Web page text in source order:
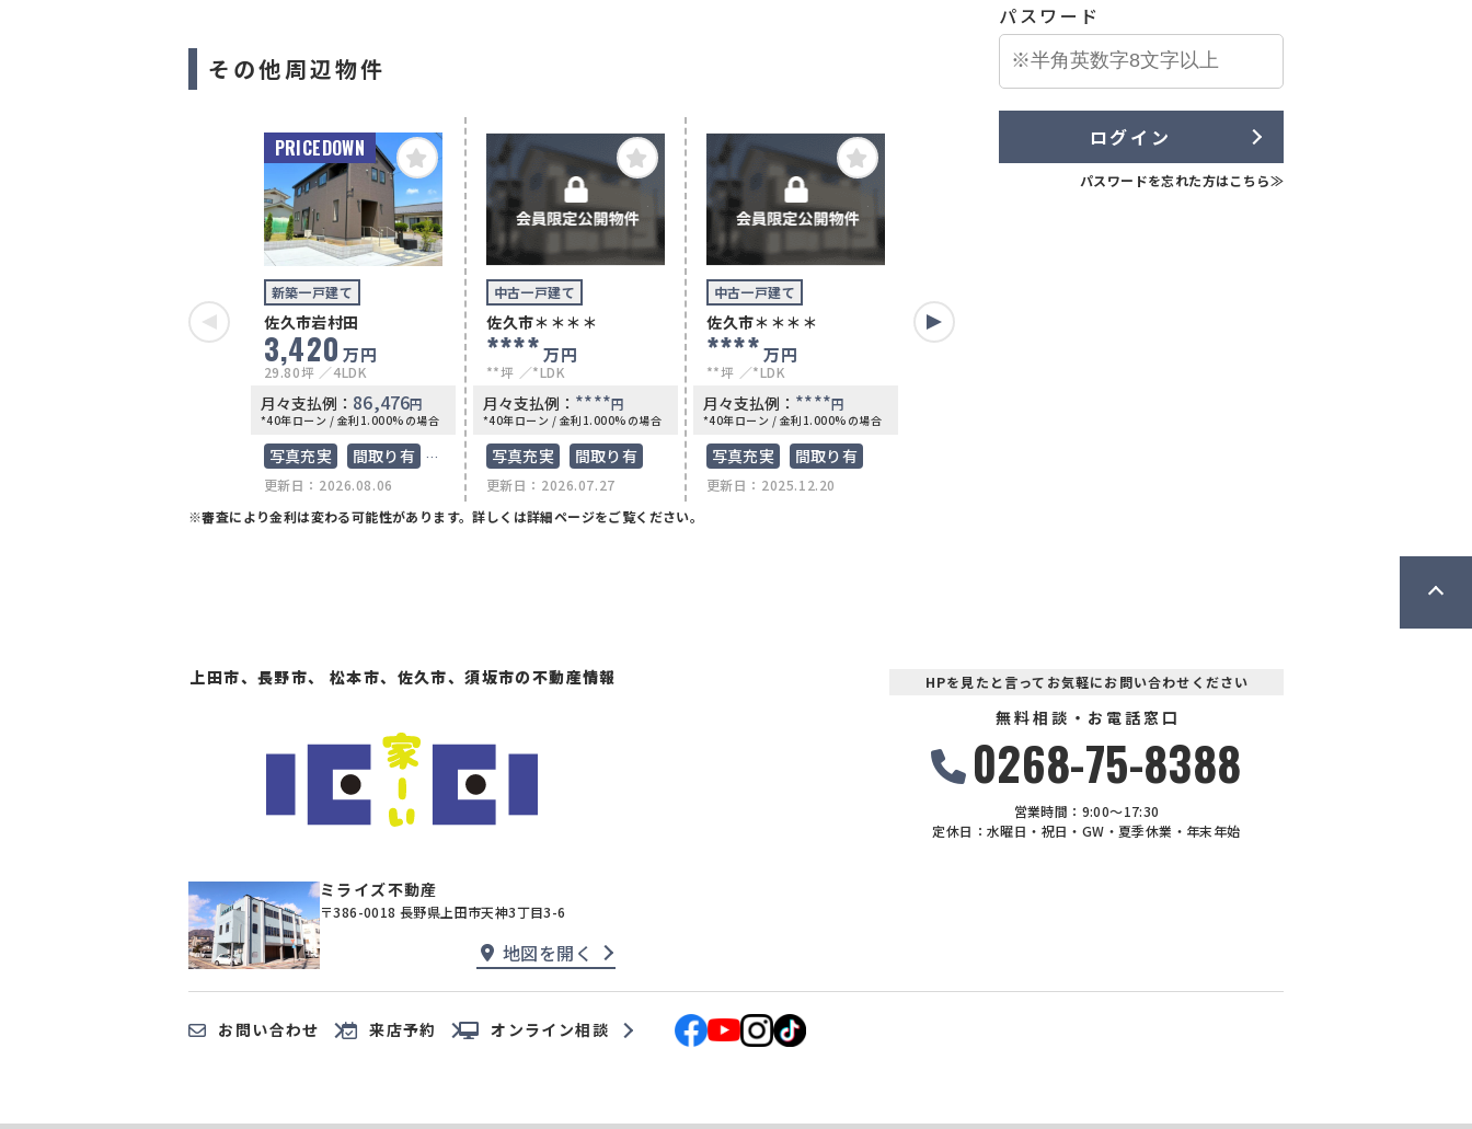
その他周辺物件
PRICEDOWN
新築一戸建て
佐久市岩村田
3,420 万円
29.80坪 4LDK
月々支払例： 86,476円
*40年ローン / 金利1.000%の場合
写真充実
間取り有
南向き
上下水道完備
更新日：2026.08.06
中古一戸建て
佐久市＊＊＊＊
****万円
**坪 *LDK
月々支払例： ****円
*40年ローン / 金利1.000%の場合
写真充実 間取り有
更新日：2026.07.27
中古一戸建て
佐久市＊＊＊＊
****万円
**坪 *LDK
月々支払例： ****円
*40年ローン / 金利1.000%の場合
写真充実 間取り有
更新日：2025.12.20
佐久市臼田
1,680
※審査により金利は変わる可能性があります。詳しくは詳細ページをご覧ください。
パスワード
ログイン
パスワードを忘れた方はこちら≫
上田市、長野市、 松本市、佐久市、須坂市の不動産情報 HPを見たと言ってお気軽にお問い合わせください
無料相談・お電話窓口
0268-75-8388
営業時間：9:00〜17:30
定休日：水曜日・祝日・GW・夏季休業・年末年始
ミライズ不動産
〒386-0018 長野県上田市天神3丁目3-6
地図を開く
お問い合わせ 来店予約 オンライン相談